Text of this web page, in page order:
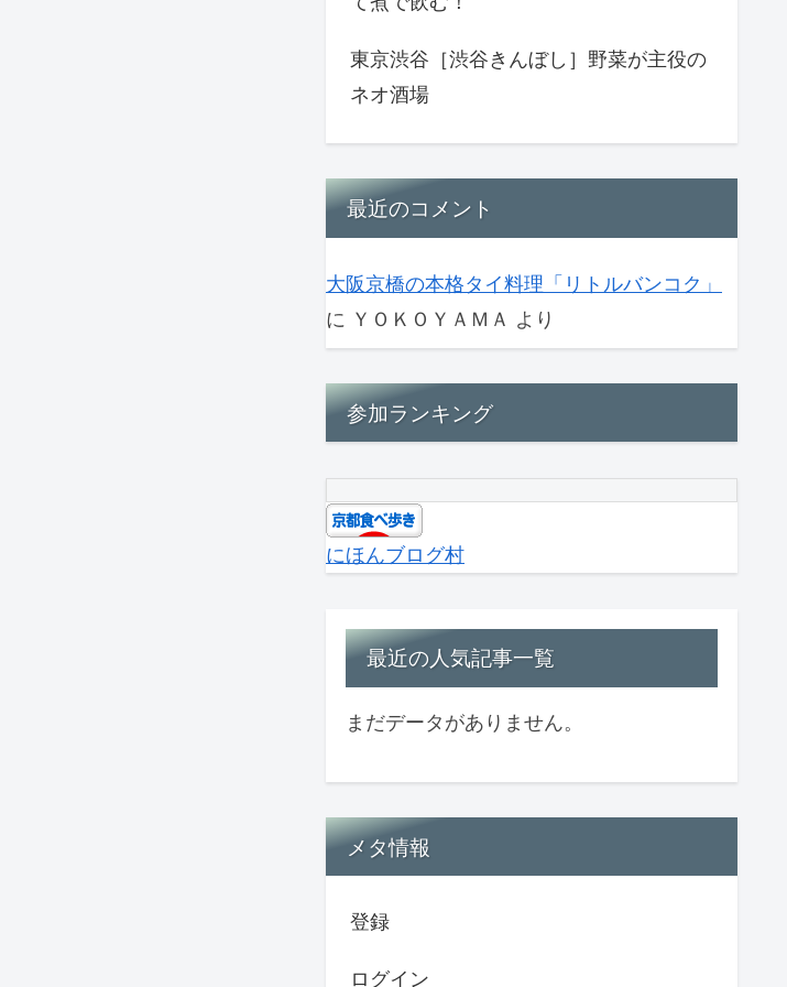
東京渋谷［渋谷きんぼし］野菜が主役の
ネオ酒場
最近のコメント
大阪京橋の本格タイ料理「リトルバンコク」
に ＹＯＫＯＹＡＭＡ より
参加ランキング
にほんブログ村
最近の人気記事一覧
まだデータがありません。
メタ情報
登録
ログイン